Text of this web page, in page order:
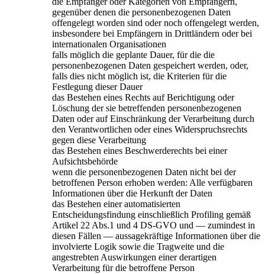
gegenüber denen die personenbezogenen Daten
offengelegt worden sind oder noch offengelegt werden,
insbesondere bei Empfängern in Drittländern oder bei
internationalen Organisationen
falls möglich die geplante Dauer, für die die
personenbezogenen Daten gespeichert werden, oder,
falls dies nicht möglich ist, die Kriterien für die
Festlegung dieser Dauer
das Bestehen eines Rechts auf Berichtigung oder
Löschung der sie betreffenden personenbezogenen
Daten oder auf Einschränkung der Verarbeitung durch
den Verantwortlichen oder eines Widerspruchsrechts
gegen diese Verarbeitung
das Bestehen eines Beschwerderechts bei einer
Aufsichtsbehörde
wenn die personenbezogenen Daten nicht bei der
betroffenen Person erhoben werden: Alle verfügbaren
Informationen über die Herkunft der Daten
das Bestehen einer automatisierten
Entscheidungsfindung einschließlich Profiling gemäß
Artikel 22 Abs.1 und 4 DS-GVO und — zumindest in
diesen Fällen — aussagekräftige Informationen über die
involvierte Logik sowie die Tragweite und die
angestrebten Auswirkungen einer derartigen
Verarbeitung für die betroffene Person